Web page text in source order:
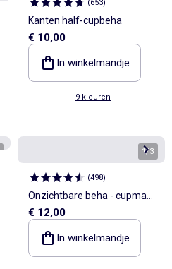
(653)
Kanten half-cupbeha
€ 10,00
In winkelmandje
9 kleuren
1/3
(498)
Onzichtbare beha - cupmaat
D & E
€ 12,00
In winkelmandje